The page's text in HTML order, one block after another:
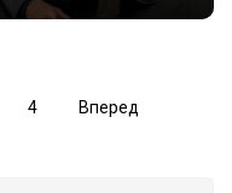
4 Вперед